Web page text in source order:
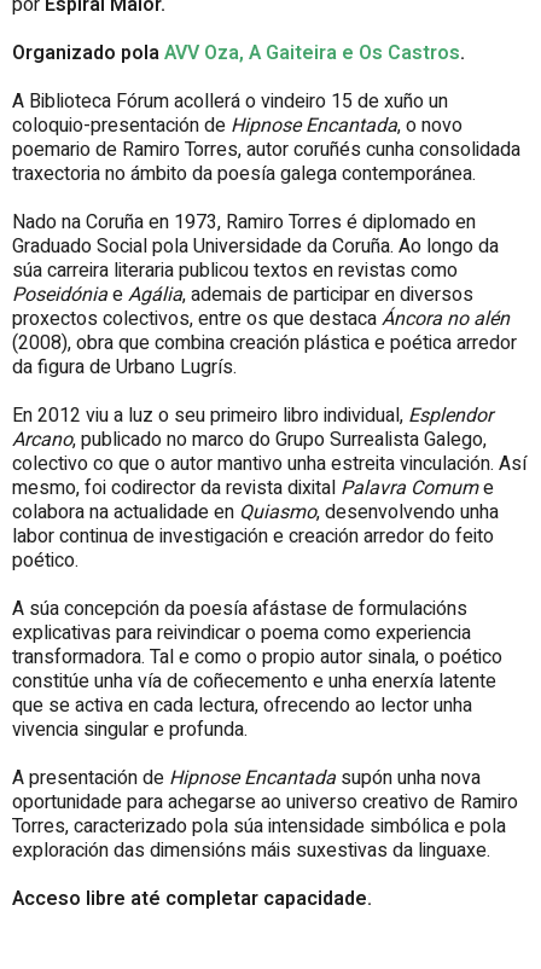
Organizado polaAVV Oza, A Gaiteira e Os Castros.
A Biblioteca Fórum acollerá o vindeiro 15 de xuño un
coloquio-presentación de Hipnose Encantada, o novo
poemario de Ramiro Torres, autor coruñés cunha consolidada
traxectoria no ámbito da poesía galega contemporánea.
Nado na Coruña en 1973, Ramiro Torres é diplomado en
Graduado Social pola Universidade da Coruña. Ao longo da
súa carreira literaria publicou textos en revistas como
PoseidóniaeAgália, ademais de participar en diversos
proxectos colectivos, entre os que destacaÁncora no alén
(2008), obra que combina creación plástica e poética arredor
da figura de Urbano Lugrís.
En 2012 viu a luz o seu primeiro libro individual, Esplendor
Arcano, publicado no marco do Grupo Surrealista Galego,
colectivo co que o autor mantivo unha estreita vinculación. Así
mesmo, foi codirector da revista dixital Palavra Comume
colabora na actualidade en Quiasmo, desenvolvendo unha
labor continua de investigación e creación arredor do feito
poético.
A súa concepción da poesía afástase de formulacións
explicativas para reivindicar o poema como experiencia
transformadora. Tal e como o propio autor sinala, o poético
constitúe unha vía de coñecemento e unha enerxía latente
que se activa en cada lectura, ofrecendo ao lector unha
vivencia singular e profunda.
A presentación de Hipnose Encantada supón unha nova
oportunidade para achegarse ao universo creativo de Ramiro
Torres, caracterizado pola súa intensidade simbólica e pola
exploración das dimensións máis suxestivas da linguaxe.
Acceso libre até completar capacidade.